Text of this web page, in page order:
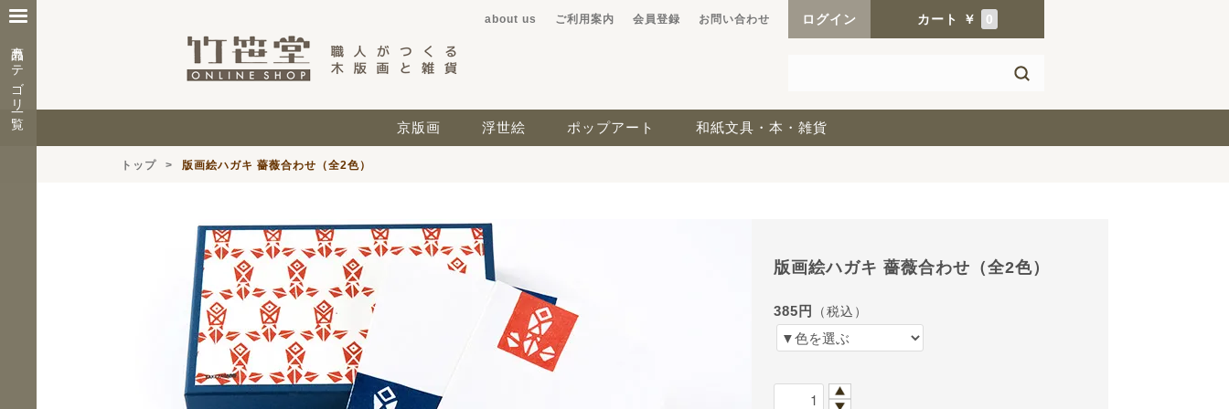
about us ご利用案内 会員登録 お問い合わせ ログイン カート ￥ 0
京版画 浮世絵 ポップアート 和紙文具・本・雑貨
商品カテゴリ一覧
トップ 版画絵ハガキ 薔薇合わせ（全2色）
版画絵ハガキ 薔薇合わせ（全2色）
385円 （税込）